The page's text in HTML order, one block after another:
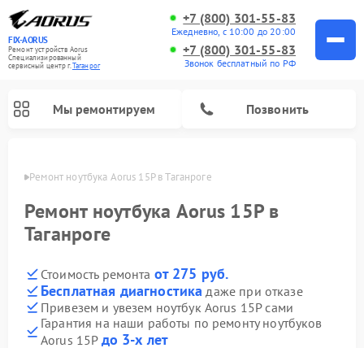
FIX-AORUS
Ремонт устройств Aorus
Специализированный
cервисный центр г.Таганрог
+7 (800) 301-55-83
Ежедневно, с 10:00 до 20:00
+7 (800) 301-55-83
Звонок бесплатный по РФ
Мы ремонтируем Позвонить
Ремонт ноутбука Aorus 15P в Таганроге
Ремонт ноутбука Aorus 15P в
Таганроге
Стоимость ремонта от 275 руб.
Бесплатная диагностика даже при отказе
Привезем и увезем ноутбук Aorus 15P сами
Гарантия на наши работы по ремонту ноутбуков
Aorus 15P до 3-х лет